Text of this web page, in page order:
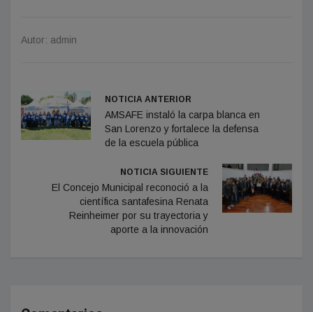
Autor: admin
NOTICIA ANTERIOR
AMSAFE instaló la carpa blanca en
San Lorenzo y fortalece la defensa
de la escuela pública
NOTICIA SIGUIENTE
El Concejo Municipal reconoció a la
científica santafesina Renata
Reinheimer por su trayectoria y
aporte a la innovación